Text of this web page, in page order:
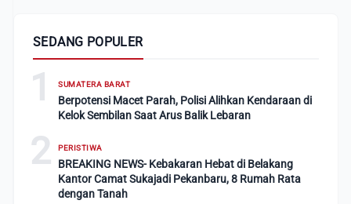
SEDANG POPULER
1 SUMATERA BARAT
Berpotensi Macet Parah, Polisi Alihkan Kendaraan di
Kelok Sembilan Saat Arus Balik Lebaran
2 PERISTIWA
BREAKING NEWS- Kebakaran Hebat di Belakang
Kantor Camat Sukajadi Pekanbaru, 8 Rumah Rata
dengan Tanah